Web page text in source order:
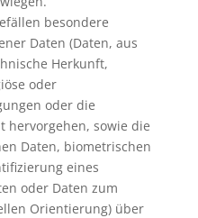
besondere
Daten (Daten, aus
Herkunft,
oder
oder die
hervorgehen, sowie die
Daten, biometrischen
eines
oder Daten zum
Orientierung) über